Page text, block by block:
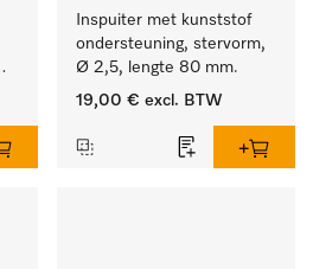
Inspuiter met kunststof
ondersteuning, stervorm,
Ø 2,5, lengte 80 mm.
19,00 € excl. BTW